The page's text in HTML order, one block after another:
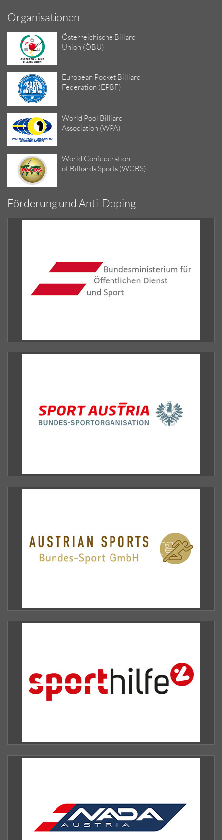
Organisationen
Österreichische Billard
Union (ÖBU)
European Pocket Billiard
Federation (EPBF)
World Pool Billiard
Association (WPA)
World Confederation
of Billiards Sports (WCBS)
Förderung und Anti-Doping